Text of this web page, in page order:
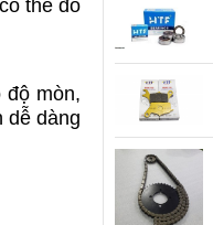
thể đo
độ mòn,
dễ dàng